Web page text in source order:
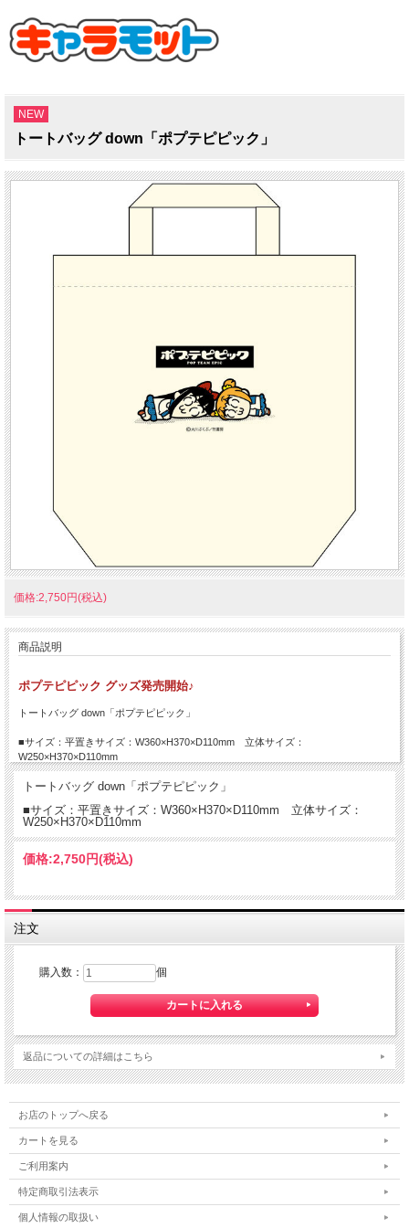
NEW
トートバッグ down「ポプテピピック」
価格:2,750円(税込)
商品説明
ポプテピピック グッズ発売開始♪
トートバッグ down「ポプテピピック」
■サイズ：平置きサイズ：W360×H370×D110mm 立体サイズ：
W250×H370×D110mm
トートバッグ down「ポプテピピック」
■サイズ：平置きサイズ：W360×H370×D110mm 立体サイズ：
W250×H370×D110mm
価格:2,750円(税込)
注文
購入数： 個
返品についての詳細はこちら
お店のトップへ戻る
カートを見る
ご利用案内
特定商取引法表示
個人情報の取扱い